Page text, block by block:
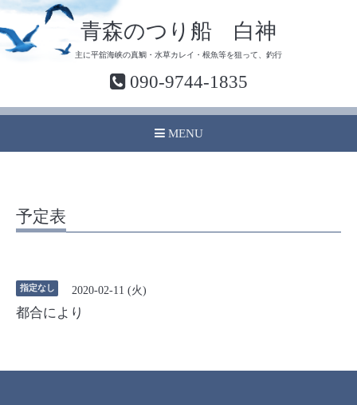
青森のつり船 白神
主に平舘海峡の真鯛・水草カレイ・根魚等を狙って、釣行
090-9744-1835
MENU
予定表
指定なし 2020-02-11 (火)
都合により